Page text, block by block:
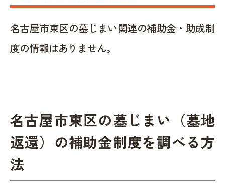
名古屋市東区の墓じまい関連の補助金・助成制
度の情報はありません。
名古屋市東区の墓じまい（墓地
返還）の補助金制度を調べる方
法